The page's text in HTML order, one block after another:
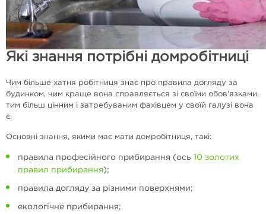
Які знання потрібні домробітниці
Чим більше хатня робітниця знає про правила догляду за
будинком, чим краще вона справляється зі своїми обов'язками,
тим більш цінним і затребуваним фахівцем у своїй галузі вона
є.
Основні знання, якими має мати домробітниця, такі:
правила професійного прибирання (ось 10 золотих
правил прибирання);
правила догляду за різними поверхнями;
екологічне прибирання;